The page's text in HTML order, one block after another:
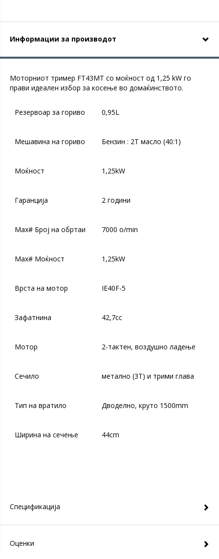
Информации за производот
Моторниот тример FT43MT со моќност од 1,25 kW го
прави идеален избор за косење во домаќинството.
Резервоар за гориво 0,95L
Мешавина на гориво Бензин : 2T масло (40:1)
Моќност 1,25kW
Гаранција 2 години
Max# Број на обртаи 7000 o/min
Max# Моќност 1,25kW
Врста на мотор IE40F-5
Зафатнина 42,7cc
Мотор 2-тактен, воздушно ладење
Сечило метално (3T) и трими глава
Тип на вратило Дводелно, круто 1500mm
Ширина на сечење 44cm
Спецификација
Оценки